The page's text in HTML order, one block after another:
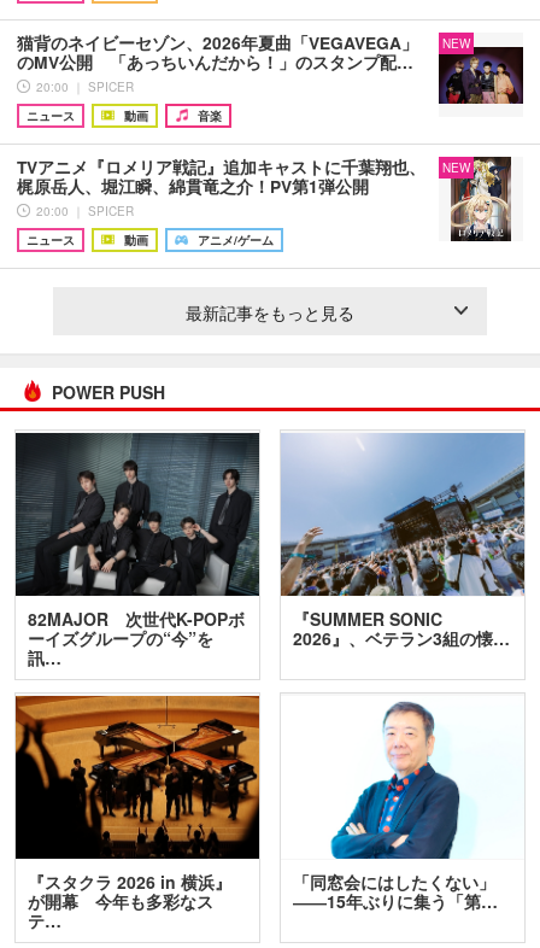
猫背のネイビーセゾン、2026年夏曲「VEGAVEGA」
のMV公開 「あっちいんだから！」のスタンプ配…
20:00 ｜ SPICER
ニュース
動画 音楽
NEW
TVアニメ『ロメリア戦記』追加キャストに千葉翔也、
梶原岳人、堀江瞬、綿貫竜之介！PV第1弾公開
20:00 ｜ SPICER
ニュース
動画 アニメ/ゲーム
NEW
最新記事をもっと見る
POWER PUSH
82MAJOR 次世代K-POPボ
ーイズグループの“今”を
訊…
『SUMMER SONIC
2026』、ベテラン3組の懐…
『スタクラ 2026 in 横浜』
が開幕 今年も多彩なス
テ…
「同窓会にはしたくない」
――15年ぶりに集う「第…